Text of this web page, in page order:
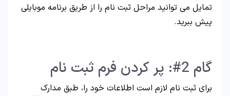
تمایل می توانید مراحل ثبت نام را از طریق برنامه موبایلی
پیش ببرید.
گام 2#: پر کردن فرم ثبت نام
برای ثبت نام لازم است اطلاعات خود را، طبق مدارک